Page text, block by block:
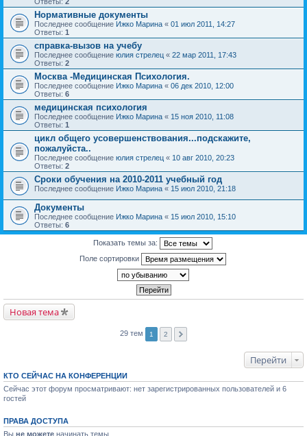
Нормативные документы
Последнее сообщение Ижко Марина « 01 июл 2011, 14:27
Ответы: 1
справка-вызов на учебу
Последнее сообщение юлия стрелец « 22 мар 2011, 17:43
Ответы: 2
Москва -Медицинская Психология.
Последнее сообщение Ижко Марина « 06 дек 2010, 12:00
Ответы: 6
медицинская психология
Последнее сообщение Ижко Марина « 15 ноя 2010, 11:08
Ответы: 1
цикл общего усовершенствования...подскажите,
пожалуйста..
Последнее сообщение юлия стрелец « 10 авг 2010, 20:23
Ответы: 2
Сроки обучения на 2010-2011 учебный год
Последнее сообщение Ижко Марина « 15 июл 2010, 21:18
Документы
Последнее сообщение Ижко Марина « 15 июл 2010, 15:10
Ответы: 6
Показать темы за:
Поле сортировки
Новая тема
29 тем 1 2
Перейти
КТО СЕЙЧАС НА КОНФЕРЕНЦИИ
Сейчас этот форум просматривают: нет зарегистрированных пользователей и 6
гостей
ПРАВА ДОСТУПА
Вы не можете начинать темы